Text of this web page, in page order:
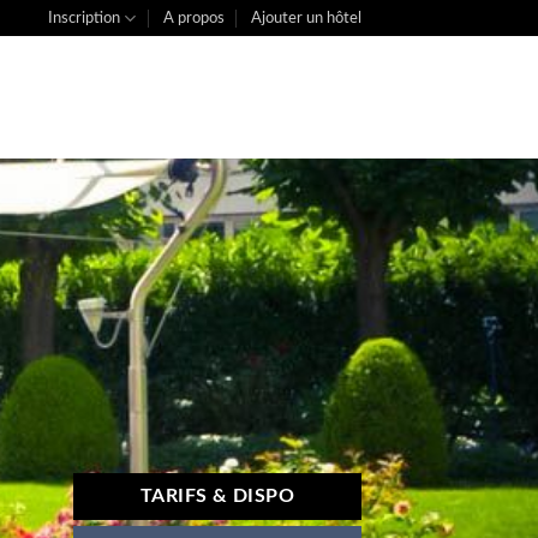
Inscription A propos Ajouter un hôtel
TARIFS & DISPO